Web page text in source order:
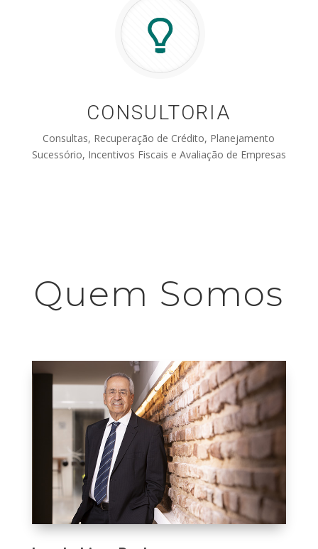
CONSULTORIA
Consultas, Recuperação de Crédito, Planejamento
Sucessório, Incentivos Fiscais e Avaliação de Empresas
Quem Somos